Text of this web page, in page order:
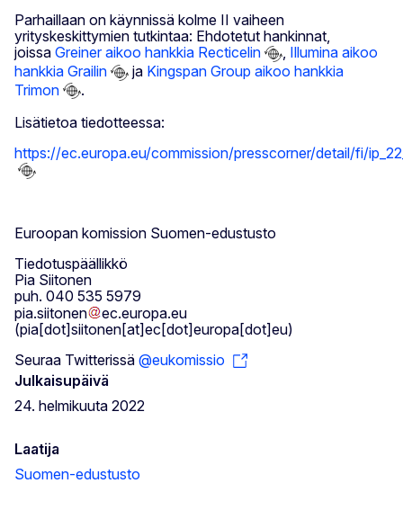
Parhaillaan on käynnissä kolme II vaiheen
yrityskeskittymien tutkintaa: Ehdotetut hankinnat,
joissa Greiner aikoo hankkia Recticelin , Illumina aikoo
hankkia Grailin
ja Kingspan Group aikoo hankkia
Trimon
.
Lisätietoa tiedotteessa:
https://ec.europa.eu/commission/presscorner/detail/fi/
Euroopan komission Suomen-edustusto
Tiedotuspäällikkö
Pia Siitonen
puh. 040 535 5979
pia.siitonen ec.europa.eu
(pia[dot]siitonen[at]ec[dot]europa[dot]eu)
Seuraa Twitterissä @eukomissio
Julkaisupäivä
24. helmikuuta 2022
Laatija
Suomen-edustusto